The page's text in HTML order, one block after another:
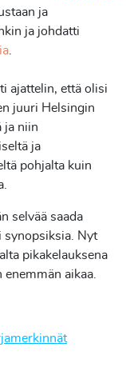
ja
ja johdatti
ajattelin, että olisi
juuri Helsingin
ja niin
ja
pohjalta kuin
selvää saada
synopsiksia. Nyt
pikakelauksena
aikaa.